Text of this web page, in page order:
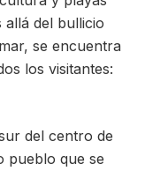
allá del bullicio
se encuentra
los visitantes:
del centro de
pueblo que se